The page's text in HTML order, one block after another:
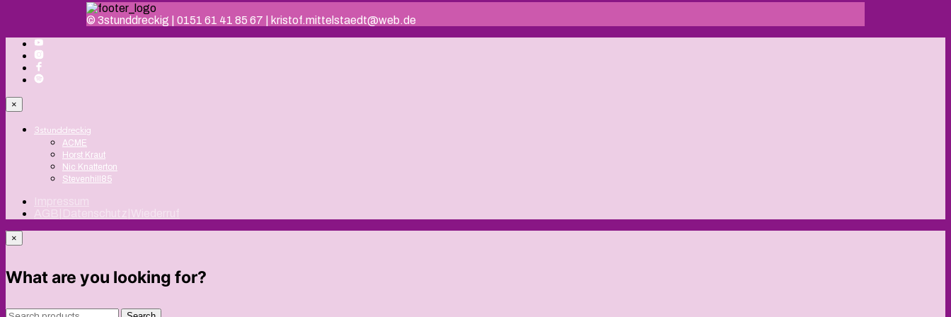
© 3stunddreckig | 0151 61 41 85 67 | kristof.mittelstaedt@web.de
×
3stunddreckig
ACME
Horst Kraut
Nic Knatterton
Stevenhill85
Impressum
AGB|Datenschutz|Wiederruf
×
What are you looking for?